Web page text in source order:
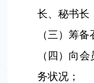
长、秘书长
（三）筹备
（ 四）向会
务状况；